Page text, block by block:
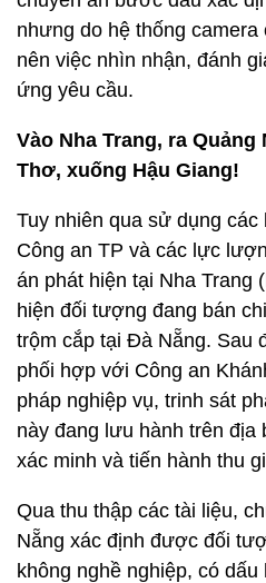
nhưng do hệ thống
nên việc nhìn nhận, đánh
ứng yêu cầu.
Vào Nha Trang, ra Quảng
Thơ, xuống Hậu Giang!
Tuy nhiên qua sử dụng
Công an TP và các lực
án phát hiện tại Nha Trang
hiện đối tượng đang bán
trộm cắp tại Đà Nẵng. Sau
phối hợp với Công an
pháp nghiệp vụ, trinh sát
này đang lưu hành trên địa
xác minh và tiến hành thu
Qua thu thập các tài liệu,
Nẵng xác định được đối
không nghề nghiệp, có